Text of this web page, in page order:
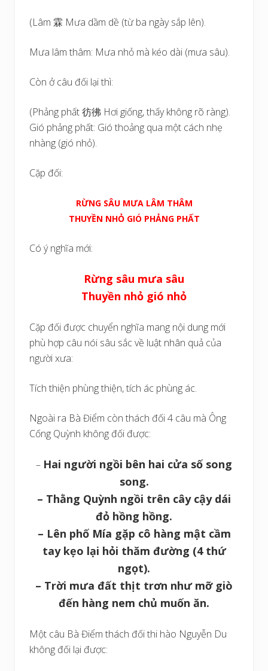
(Lâm 霖 Mưa dầm dề (từ ba ngày sắp lên).
Mưa lâm thâm: Mưa nhỏ mà kéo dài (mưa sâu).
Còn ở câu đối lại thì:
(Phảng phất 彷彿 Hơi giống, thấy không rõ ràng).
Gió phảng phất: Gió thoảng qua một cách nhẹ
nhàng (gió nhỏ).
Cặp đối:
RỪNG SÂU MƯA LÂM THÂM
THUYỀN NHỎ GIÓ PHẢNG PHẤT
Có ý nghĩa mới:
Rừng sâu mưa sâu
Thuyền nhỏ gió nhỏ
Cặp đối được chuyển nghĩa mang nội dung mới
phù hợp câu nói sâu sắc về luật nhân quả của
người xưa:
Tích thiện phùng thiện, tích ác phùng ác.
Ngoài ra Bà Điểm còn thách đối 4 câu mà Ông
Cống Quỳnh không đối được:
– Hai người ngồi bên hai cửa số song
song.
– Thằng Quỳnh ngồi trên cây cậy dái
đỏ hồng hồng.
– Lên phố Mía gặp cô hàng mật cầm
tay kẹo lại hỏi thăm đường (4 thứ
ngọt).
– Trời mưa đất thịt trơn như mỡ giò
đến hàng nem chủ muốn ăn.
Một câu Bà Điểm thách đối thi hào Nguyễn Du
không đối lại được: